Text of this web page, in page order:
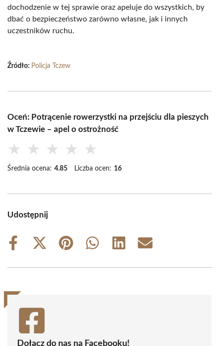
dochodzenie w tej sprawie oraz apeluje do wszystkich, by
dbać o bezpieczeństwo zarówno własne, jak i innych
uczestników ruchu.
Źródło: Policja Tczew
Oceń: Potrącenie rowerzystki na przejściu dla pieszych
w Tczewie – apel o ostrożność
★ ★ ★ ★ ★
Średnia ocena: 4.85 Liczba ocen: 16
Udostępnij
Share
Share
(Twitter)
Share
Share
Share
Share
Dołącz do nas na Facebooku!